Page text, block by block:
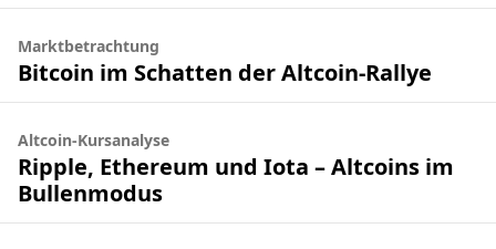
Marktbetrachtung
Bitcoin im Schatten der Altcoin-Rallye
Altcoin-Kursanalyse
Ripple, Ethereum und Iota – Altcoins im
Bullenmodus